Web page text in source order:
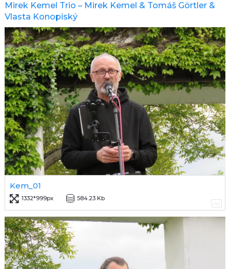
Mirek Kemel Trio – Mirek Kemel & Tomáš Görtler &
Vlasta Konopiský
Kem_01
1332*999px 584.23 Kb